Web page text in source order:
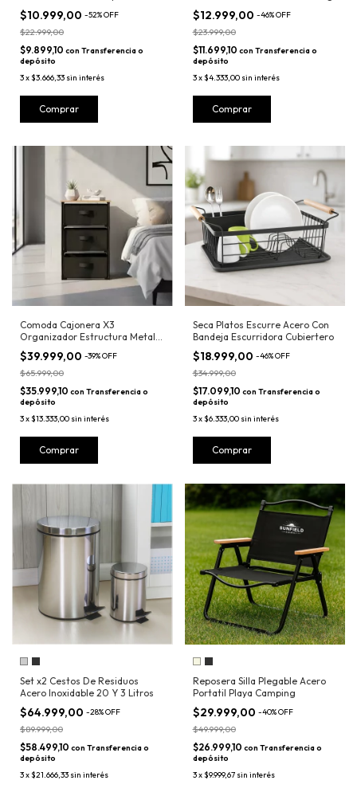
$10.999,00 -52%OFF
$22.999,00
$9.899,10 con Transferencia o
depósito
3x$3.666,33 sin interés
Comprar
$12.999,00 -46%OFF
$23.999,00
$11.699,10 con Transferencia o
depósito
3x$4.333,00 sin interés
Comoda Cajonera X3
Organizador Estructura Metal
Tapa Madera
$39.999,00 -39%OFF
$65.999,00
$35.999,10 con Transferencia o
depósito
3x$13.333,00 sin interés
Comprar
Seca Platos Escurre Acero Con
Bandeja Escurridora Cubiertero
$18.999,00 -46%OFF
$34.999,00
$17.099,10 con Transferencia o
depósito
3x$6.333,00 sin interés
Comprar
Set x2 Cestos De Residuos
Acero Inoxidable 20 Y 3 Litros
$64.999,00 -28%OFF
$89.999,00
$58.499,10 con Transferencia o
depósito
3x$21.666,33 sin interés
Reposera Silla Plegable Acero
Portatil Playa Camping
$29.999,00 -40%OFF
$49.999,00
$26.999,10 con Transferencia o
depósito
3x$9.999,67 sin interés